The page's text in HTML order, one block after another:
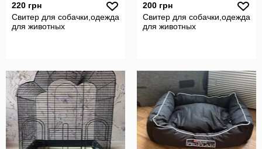
220 грн
Свитер для собачки,одежда
для животных
200 грн
Свитер для собачки,одежда
для животных